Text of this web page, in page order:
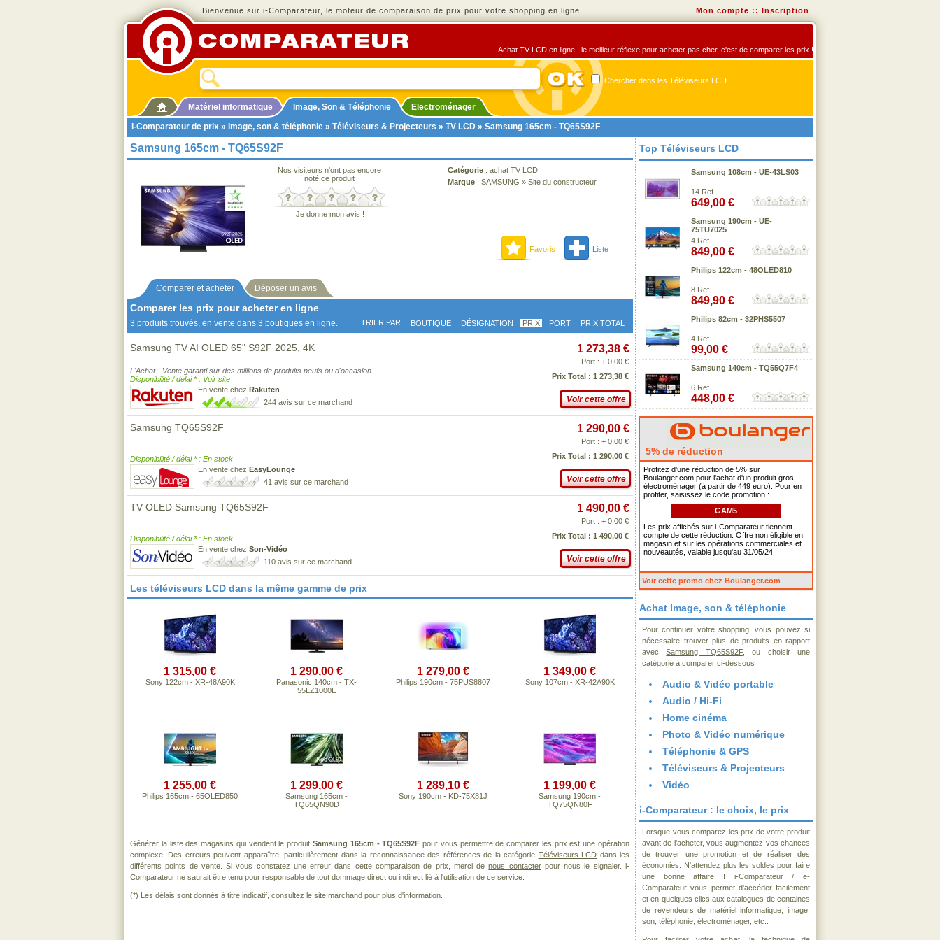
Bienvenue sur i-Comparateur, le moteur de comparaison de prix pour votre shopping en ligne. Mon compte :: Inscription
Achat TV LCD en ligne : le meilleur réflexe pour acheter pas cher, c'est de comparer les prix !
Chercher dans les Téléviseurs LCD
Matériel informatique Image, Son & Téléphonie
Electroménager
i-Comparateur de prix » Image, son & téléphonie » Téléviseurs & Projecteurs » TV LCD » Samsung 165cm - TQ65S92F
Samsung 165cm - TQ65S92F
Nos visiteurs n'ont pas encore
noté ce produit
Je donne mon avis !
Catégorie : achat TV LCD
Marque : SAMSUNG » Site du constructeur
Favoris Liste
Comparer et acheter Déposer un avis
Comparer les prix pour acheter en ligne
3 produits trouvés, en vente dans 3 boutiques en ligne. TRIER PAR : BOUTIQUE DÉSIGNATION PRIX PORT PRIX TOTAL
Samsung TV AI OLED 65" S92F 2025, 4K
L'Achat - Vente garanti sur des millions de produits neufs ou d'occasion
Disponibilité / délai * : Voir site
En vente chez Rakuten
244 avis sur ce marchand
1 273,38 €
Port : + 0,00 €
Prix Total : 1 273,38 €
Voir cette offre
Samsung TQ65S92F
Disponibilité / délai * : En stock
En vente chez EasyLounge
41 avis sur ce marchand
1 290,00 €
Port : + 0,00 €
Prix Total : 1 290,00 €
Voir cette offre
TV OLED Samsung TQ65S92F
Disponibilité / délai * : En stock
En vente chez Son-Vidéo
110 avis sur ce marchand
1 490,00 €
Port : + 0,00 €
Prix Total : 1 490,00 €
Voir cette offre
Les téléviseurs LCD dans la même gamme de prix
1 315,00 €
Sony 122cm - XR-48A90K
1 290,00 €
Panasonic 140cm - TX-
55LZ1000E
1 279,00 €
Philips 190cm - 75PUS8807
1 349,00 €
Sony 107cm - XR-42A90K
1 255,00 €
Philips 165cm - 65OLED850
1 299,00 €
Samsung 165cm -
TQ65QN90D
1 289,10 €
Sony 190cm - KD-75X81J
1 199,00 €
Samsung 190cm -
TQ75QN80F
Générer la liste des magasins qui vendent le produit Samsung 165cm - TQ65S92F pour vous permettre de comparer les prix est une opération
complexe. Des erreurs peuvent apparaître, particulièrement dans la reconnaissance des références de la catégorie Téléviseurs LCD dans les
différents points de vente. Si vous constatez une erreur dans cette comparaison de prix, merci denous contacterpour nous le signaler. i-
Comparateur ne saurait être tenu pour responsable de tout dommage direct ou indirect lié à l'utilisation de ce service.
(*) Les délais sont donnés à titre indicatif, consultez le site marchand pour plus d'information.
Top Téléviseurs LCD
Samsung 108cm - UE-43LS03
14 Ref.
649,00 €
Samsung 190cm - UE-
75TU7025
4 Ref.
849,00 €
Philips 122cm - 48OLED810
8 Ref.
849,90 €
Philips 82cm - 32PHS5507
4 Ref.
99,00 €
Samsung 140cm - TQ55Q7F4
6 Ref.
448,00 €
5% de réduction
Profitez d'une réduction de 5% sur
Boulanger.com pour l'achat d'un produit gros
électroménager (à partir de 449 euro). Pour en
profiter, saisissez le code promotion :
GAM5
Les prix affichés sur i-Comparateur tiennent
compte de cette réduction. Offre non éligible en
magasin et sur les opérations commerciales et
nouveautés, valable jusqu'au 31/05/24.
Voir cette promo chez Boulanger.com
Achat Image, son & téléphonie
Pour continuer votre shopping, vous pouvez si
nécessaire trouver plus de produits en rapport
avecSamsung TQ65S92F, ou choisir une
catégorie à comparer ci-dessous
Audio & Vidéo portable
Audio / Hi-Fi
Home cinéma
Photo & Vidéo numérique
Téléphonie & GPS
Téléviseurs & Projecteurs
Vidéo
i-Comparateur : le choix, le prix
Lorsque vous comparez les prix de votre produit
avant de l'acheter, vous augmentez vos chances
de trouver une promotion et de réaliser des
économies. N'attendez plus les soldes pour faire
une bonne affaire ! i-Comparateur / e-
Comparateur vous permet d'accéder facilement
et en quelques clics aux catalogues de centaines
de revendeurs de matériel informatique, image,
son, téléphonie, électroménager, etc..